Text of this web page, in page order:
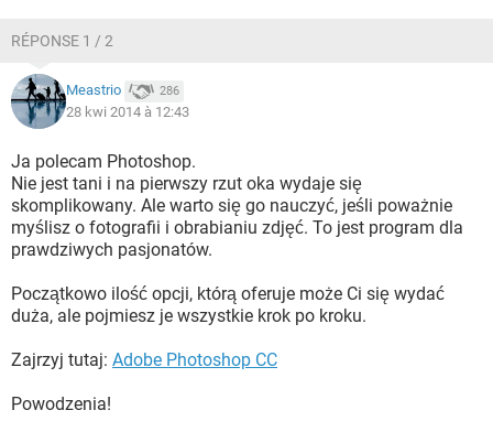
RÉPONSE 1 / 2
Meastrio 286
28 kwi 2014 à 12:43
Ja polecam Photoshop.
Nie jest tani i na pierwszy rzut oka wydaje się
skomplikowany. Ale warto się go nauczyć, jeśli poważnie
myślisz o fotografii i obrabianiu zdjęć. To jest program dla
prawdziwych pasjonatów.
Początkowo ilość opcji, którą oferuje może Ci się wydać
duża, ale pojmiesz je wszystkie krok po kroku.
Zajrzyj tutaj: Adobe Photoshop CC
Powodzenia!